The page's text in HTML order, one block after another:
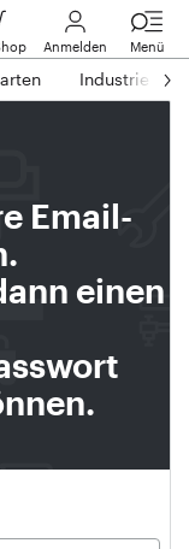
Anmelden Menü
Industrie
Email-
einen